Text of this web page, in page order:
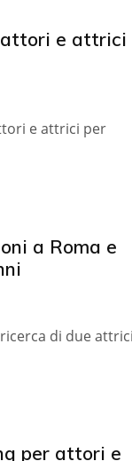
attori e attrici
e attrici per
a Roma e
di due
per attori e